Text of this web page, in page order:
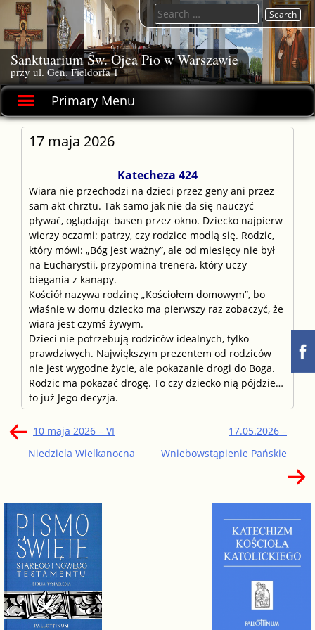
Skip
content
Sanktuarium Św. Ojca Pio w Warszawie
przy ul. Gen. Fieldorfa 1
Primary Menu
Search
for:
17 maja 2026
Katecheza 424
Wiara nie przechodzi na dzieci przez geny ani przez
sam akt chrztu. Tak samo jak nie da się nauczyć
pływać, oglądając basen przez okno. Dziecko najpierw
wierzy oczami: patrzy, czy rodzice modlą się. Rodzic,
który mówi: „Bóg jest ważny”, ale od miesięcy nie był
na Eucharystii, przypomina trenera, który uczy
biegania z kanapy.
Kościół nazywa rodzinę „Kościołem domowym”, bo
właśnie w domu dziecko ma pierwszy raz zobaczyć, że
wiara jest czymś żywym.
Dzieci nie potrzebują rodziców idealnych, tylko
prawdziwych. Największym prezentem od rodziców
nie jest wygodne życie, ale pokazanie drogi do Boga.
Rodzic ma pokazać drogę. To czy dziecko nią pójdzie…
to już Jego decyzja.
Nawigacja
wpisu
10 maja 2026 – VI
Niedziela Wielkanocna
17.05.2026 –
Wniebowstąpienie Pańskie